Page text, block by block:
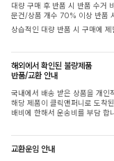
대량 구매 후 반품 시 반품 수거
문건/상품 개수 70% 이상 반품
상습적인 대량 반품 시 구매에 제
해외에서 확인된 불량제품
반품/교환 안내
국내에서 배송 받은 상품을 개인
해당 제품이 클릭앤퍼니로 도착
배비에 한해서 운송비를 부담 합
교환운임 안내